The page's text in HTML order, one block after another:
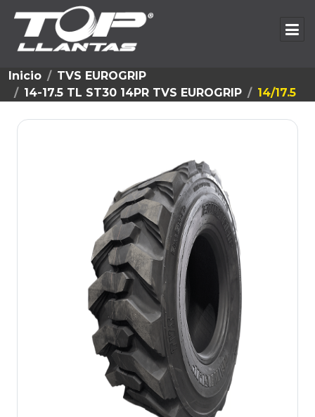
Inicio
TVS EUROGRIP
14-17.5 TL ST30 14PR TVS EUROGRIP
14/17.5